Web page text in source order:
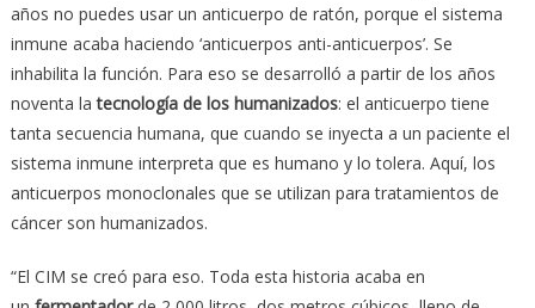
años no puedes usar un anticuerpo de ratón, porque el sistema
inmune acaba haciendo ‘anticuerpos anti-anticuerpos’. Se
inhabilita la función. Para eso se desarrolló a partir de los años
noventa latecnología de los humanizados: el anticuerpo tiene
tanta secuencia humana, que cuando se inyecta a un paciente el
sistema inmune interpreta que es humano y lo tolera. Aquí, los
anticuerpos monoclonales que se utilizan para tratamientos de
cáncer son humanizados.
“El CIM se creó para eso. Toda esta historia acaba en